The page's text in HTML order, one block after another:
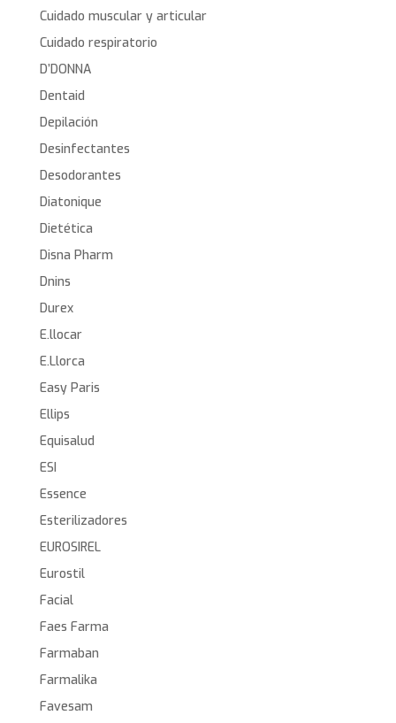
Cuidado muscular y articular
Cuidado respiratorio
D’DONNA
Dentaid
Depilación
Desinfectantes
Desodorantes
Diatonique
Dietética
Disna Pharm
Dnins
Durex
E.llocar
E.Llorca
Easy Paris
Ellips
Equisalud
ESI
Essence
Esterilizadores
EUROSIREL
Eurostil
Facial
Faes Farma
Farmaban
Farmalika
Favesam